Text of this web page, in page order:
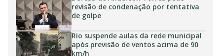
revisão de condenação por tentativa
de golpe
Rio suspende aulas da rede municipal
após previsão de ventos acima de 90
km/h